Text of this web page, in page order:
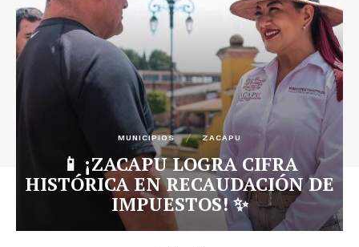
MUNICIPIOS ZACAPU
📱 ¡ZACAPU LOGRA CIFRA
HISTÓRICA EN RECAUDACIÓN DE
IMPUESTOS! ✨